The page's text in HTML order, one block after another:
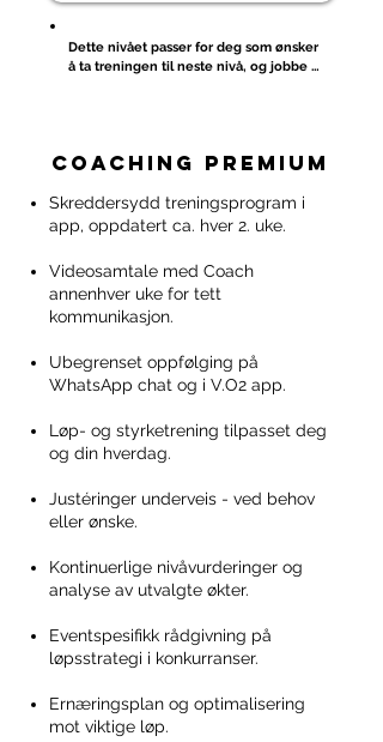
Dette nivået passer for deg som ønsker
å ta treningen til neste nivå, og jobbe
sammen og øker forståelsen av
Du får en grundigere analyse av øktene
dine, fortløpende vurdering av nivå og
konkurranseforberedelser og
løpsopplegg.
ernæring før, under og etter trening og
konkurranser.
mot konkrete løp/tider, men fungerer
også bra for mosjonister som vil lære
Dette nivået sikrer tett oppfølging og
fokus på detaljene, og er derfor vårt
coaching premium
Skreddersydd treningsprogram i
app, oppdatert ca. hver 2. uke.​
Videosamtale med Coach
annenhver uke for tett
kommunikasjon.
Ubegrenset oppfølging på
WhatsApp chat og i V.O2 app. ​​​​​
Løp- og styrketrening tilpasset deg
og din hverdag.​
Justéringer underveis - ved behov
eller ønske.
Kontinuerlige nivåvurderinger og
analyse av utvalgte økter.
Eventspesifikk rådgivning på
løpsstrategi i konkurranser.
Ernæringsplan og optimalisering
mot viktige løp.